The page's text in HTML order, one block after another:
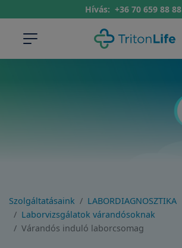
Hívás: +36 70 659 88 88
Szolgáltatásaink
LABORDIAGNOSZTIKA
Laborvizsgálatok várandósoknak
Várandós induló laborcsomag